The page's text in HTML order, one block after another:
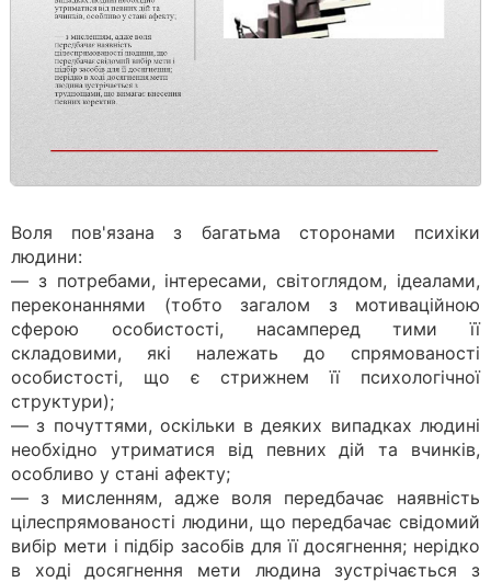
Воля пов'язана з багатьма сторонами психіки
людини:
— з потребами, інтересами, світоглядом, ідеалами,
переконаннями (тобто загалом з мотиваційною
сферою особистості, насамперед тими її
складовими, які належать до спрямованості
особистості, що є стрижнем її психологічної
структури);
— з почуттями, оскільки в деяких випадках людині
необхідно утриматися від певних дій та вчинків,
особливо у стані афекту;
— з мисленням, адже воля передбачає наявність
цілеспрямованості людини, що передбачає свідомий
вибір мети і підбір засобів для її досягнення; нерідко
в ході досягнення мети людина зустрічається з